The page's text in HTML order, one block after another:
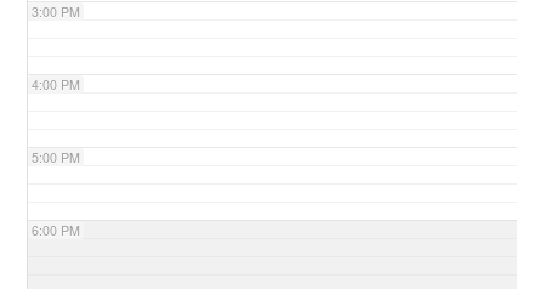
3:00 PM
4:00 PM
5:00 PM
6:00 PM